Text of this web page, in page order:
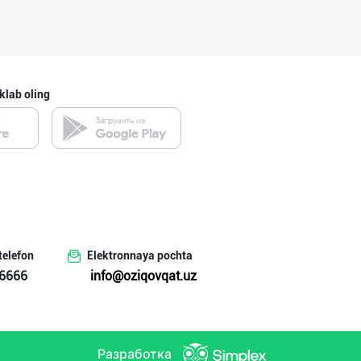
PREDO брендинин
Toshkent shahri
Оптом ёки чакан
oling
Elektronnaya pochta
info@oziqovqat.uz
Разработка